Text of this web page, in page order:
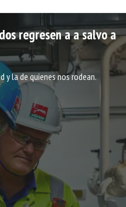
regresen a a salvo a
y la de quienes nos rodean.